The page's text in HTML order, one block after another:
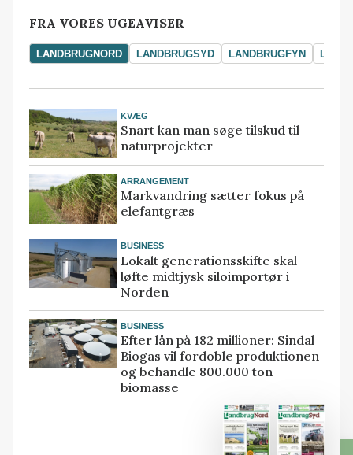
FRA VORES UGEAVISER
LANDBRUGNORD LANDBRUGSYD LANDBRUGFYN
KVÆG
Snart kan man søge tilskud til
naturprojekter
ARRANGEMENT
Markvandring sætter fokus på
elefantgræs
BUSINESS
Lokalt generationsskifte skal
løfte midtjysk siloimportør i
Norden
BUSINESS
Efter lån på 182 millioner: Sindal
Biogas vil fordoble produktionen
og behandle 800.000 ton
biomasse